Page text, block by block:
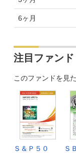
6ヶ月
注目ファンド
このファンドを見
Ｓ＆Ｐ５０
Ｓ